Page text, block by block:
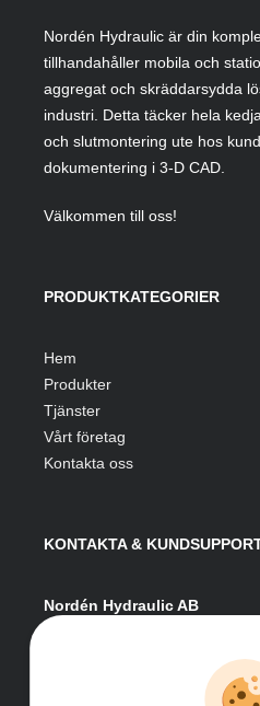
Nordén Hydraulic är din
tillhandahåller mobila och
aggregat och skräddarsydda
industri. Detta täcker hela
och slutmontering ute hos
dokumentering i 3-D CAD.
Välkommen till oss!
PRODUKTKATEGORIER
Hem
Produkter
Tjänster
Vårt företag
Kontakta oss
KONTAKTA &
Nordén Hydraulic AB